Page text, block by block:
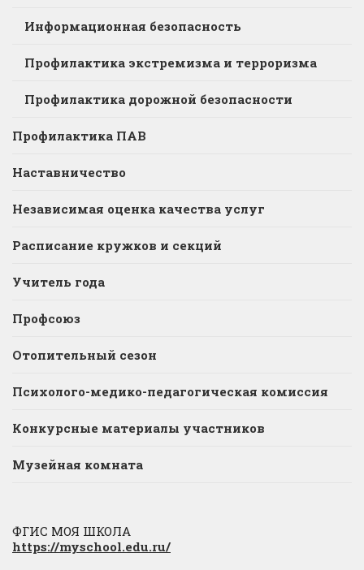
Информационная безопасность
Профилактика экстремизма и терроризма
Профилактика дорожной безопасности
Профилактика ПАВ
Наставничество
Независимая оценка качества услуг
Расписание кружков и секций
Учитель года
Профсоюз
Отопительный сезон
Психолого-медико-педагогическая комиссия
Конкурсные материалы участников
Музейная комната
ФГИС МОЯ ШКОЛА
https://myschool.edu.ru/